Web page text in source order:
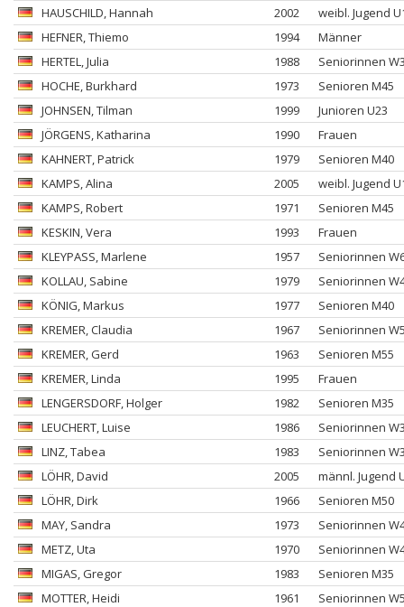
HAUSCHILD, Hannah 2002
weibl. Jugend
HEFNER, Thiemo 1994
Männer
HERTEL, Julia 1988
Seniorinnen
HOCHE, Burkhard 1973
Senioren M45
JOHNSEN, Tilman 1999
Junioren U23
JÖRGENS, Katharina 1990
Frauen
KAHNERT, Patrick 1979
Senioren M40
KAMPS, Alina 2005
weibl. Jugend
KAMPS, Robert 1971
Senioren M45
KESKIN, Vera 1993
Frauen
KLEYPASS , Marlene 1957
Seniorinnen
KOLLAU, Sabine 1979
Seniorinnen
KÖNIG, Markus 1977
Senioren M40
KREMER, Claudia 1967
Seniorinnen
KREMER, Gerd 1963
Senioren M55
KREMER, Linda 1995
Frauen
LENGERSDORF, Holger 1982
Senioren M35
LEUCHERT, Luise 1986
Seniorinnen
LINZ, Tabea 1983
Seniorinnen
LÖHR, David 2005
männl. Jugend
LÖHR, Dirk 1966
Senioren M50
MAY, Sandra 1973
Seniorinnen
METZ, Uta 1970
Seniorinnen
MIGAS, Gregor 1983
Senioren M35
MOTTER, Heidi 1961
Seniorinnen